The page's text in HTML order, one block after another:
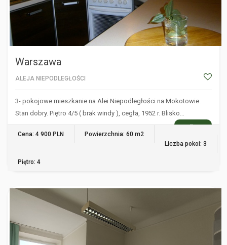
Warszawa
ALEJA NIEPODLEGŁOŚCI
3- pokojowe mieszkanie na Alei Niepodległości na Mokotowie.
Stan dobry. Piętro 4/5 ( brak windy ), cegła, 1952 r. Blisko…
WIĘCEJ
Cena: 4 900 PLN
Powierzchnia: 60 m2
Liczba pokoi: 3
Piętro: 4
WARSZAWA